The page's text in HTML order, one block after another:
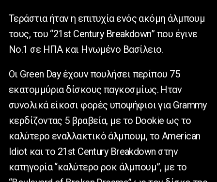
Τεράστια ήταν η επιτυχία ενός ακόμη άλμπουμ
τους, του “21st Century Breakdown” που έγινε
Νο.1 σε ΗΠΑ και Ηνωμένο Βασίλειο.
Οι Green Day έχουν πουλήσει περίπου 75
εκατομμύρια δίσκους παγκοσμίως. Hταν
συνολικά είκοσι φορές υποψήφιοι για Grammy
κερδίζοντας 5 βραβεία, με το Dookie ως το
καλύτερο εναλλακτικό άλμπουμ, το American
Idiot και το 21st Century Breakdown στην
κατηγορία “καλύτερο ροκ άλμπουμ”, με το